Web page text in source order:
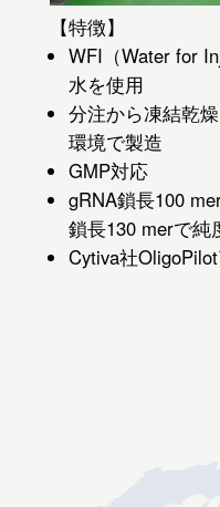
【特徴】
WFI（Water for
水を使用
分注から凍結乾
環境で製造
GMP対応
gRNA鎖長100
鎖長130 merで純
Cytiva社